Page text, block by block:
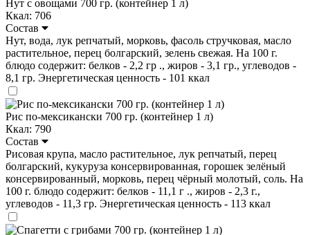
Нут с овощами 700 гр. (контейнер 1 л)
Ккал: 706
Состав
Нут, вода, лук репчатый, морковь, фасоль стручковая, масло
растительное, перец болгарский, зелень свежая. На 100 г.
блюдо содержит: белков - 2,2 гр ., жиров - 3,1 гр., углеводов -
8,1 гр. Энергетическая ценность - 101 ккал
Рис по-мексикански 700 гр. (контейнер 1 л)
Ккал: 790
Состав
Рисовая крупа, масло растительное, лук репчатый, перец
болгарский, кукуруза консервированная, горошек зелёный
консервированный, морковь, перец чёрный молотый, соль. На
100 г. блюдо содержит: белков - 11,1 г ., жиров - 2,3 г.,
углеводов - 11,3 гр. Энергетическая ценность - 113 ккал